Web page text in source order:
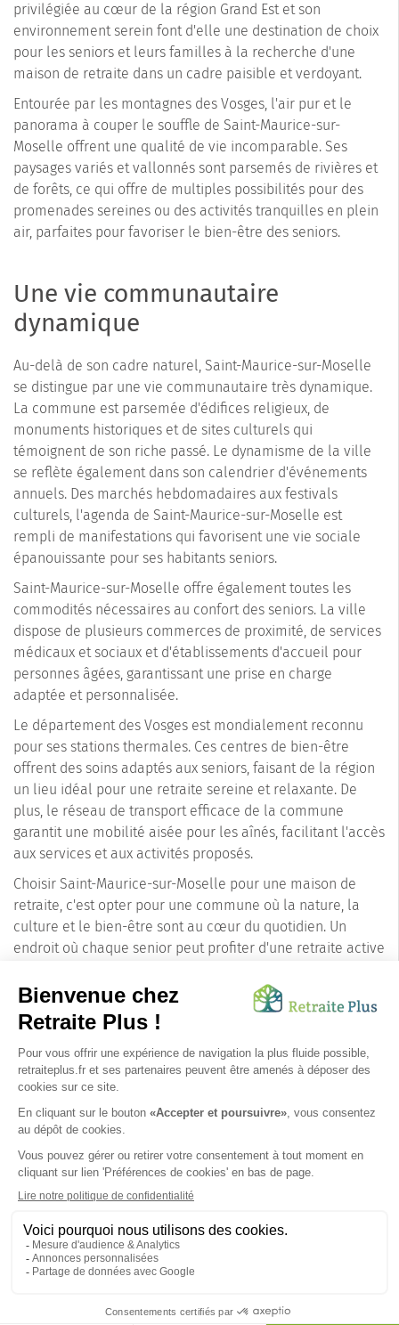
privilégiée au cœur de la région Grand Est et son
environnement serein font d'elle une destination de choix
pour les seniors et leurs familles à la recherche d'une
maison de retraite dans un cadre paisible et verdoyant.
Entourée par les montagnes des Vosges, l'air pur et le
panorama à couper le souffle de Saint-Maurice-sur-
Moselle offrent une qualité de vie incomparable. Ses
paysages variés et vallonnés sont parsemés de rivières et
de forêts, ce qui offre de multiples possibilités pour des
promenades sereines ou des activités tranquilles en plein
air, parfaites pour favoriser le bien-être des seniors.
Une vie communautaire
dynamique
Au-delà de son cadre naturel, Saint-Maurice-sur-Moselle
se distingue par une vie communautaire très dynamique.
La commune est parsemée d'édifices religieux, de
monuments historiques et de sites culturels qui
témoignent de son riche passé. Le dynamisme de la ville
se reflète également dans son calendrier d'événements
annuels. Des marchés hebdomadaires aux festivals
culturels, l'agenda de Saint-Maurice-sur-Moselle est
rempli de manifestations qui favorisent une vie sociale
épanouissante pour ses habitants seniors.
Saint-Maurice-sur-Moselle offre également toutes les
commodités nécessaires au confort des seniors. La ville
dispose de plusieurs commerces de proximité, de services
médicaux et sociaux et d'établissements d'accueil pour
personnes âgées, garantissant une prise en charge
adaptée et personnalisée.
Le département des Vosges est mondialement reconnu
pour ses stations thermales. Ces centres de bien-être
offrent des soins adaptés aux seniors, faisant de la région
un lieu idéal pour une retraite sereine et relaxante. De
plus, le réseau de transport efficace de la commune
garantit une mobilité aisée pour les aînés, facilitant l'accès
aux services et aux activités proposés.
Choisir Saint-Maurice-sur-Moselle pour une maison de
retraite, c'est opter pour une commune où la nature, la
culture et le bien-être sont au cœur du quotidien. Un
endroit où chaque senior peut profiter d'une retraite active
En somme, Saint-Maurice-sur-Moselle (88560) est un
véritable havre de paix pour les seniors qui souhaitent
serein et stimulant. Un lieu où le bien-être des aînés est
une priorité, et où la nature et la culture se côtoient pour
offrir une qualité de vie exceptionnelle.
SUIVEZ-NOUS SUR :
Protection données personnelles
Nous vous informons de l'existence de la liste d'opposition